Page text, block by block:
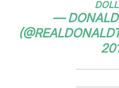
— DONALD